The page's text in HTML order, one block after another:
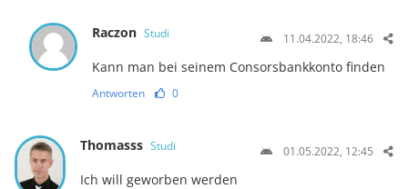
Raczon Studi 11.04.2022, 18:46
Kann man bei seinem Consorsbankkonto finden
Antworten 0
Thomasss Studi 01.05.2022, 12:45
Ich will geworben werden